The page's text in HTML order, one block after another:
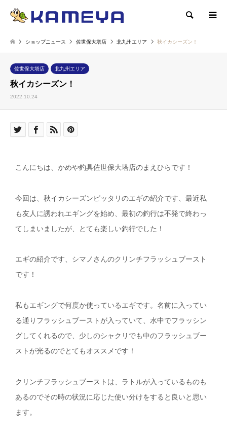
検索
ショップニュース 佐世保大塔店 北九州エリア 秋イカシーズン！
佐世保大塔店 北九州エリア
秋イカシーズン！
2022.10.24
こんにちは、かめや釣具佐世保大塔店のまえひらです！
今回は、秋イカシーズンピッタリのエギの紹介です、最近私
も友人に誘われエギングを始め、最初の釣行は不発で終わっ
てしまいましたが、とても楽しい釣行でした！
エギの紹介です、シマノさんのクリンチフラッシュブースト
です！
私もエギングで何度か使っているエギです。名前に入ってい
る通りフラッシュブーストが入っていて、水中でフラッシン
グしてくれるので、少しのシャクリでも中のフラッシュブー
ストが光るのでとてもオススメです！
クリンチフラッシュブーストは、ラトルが入っているものも
あるのでその時の状況に応じた使い分けをすると良いと思い
ます。